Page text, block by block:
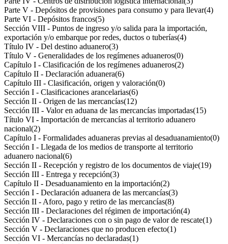
Parte V - Depósitos de provisiones para consumo y para llevar(4)
Parte VI - Depósitos francos(5)
Sección VIII - Puntos de ingreso y/o salida para la importación,
exportación y/o embarque por redes, ductos o tuberías(4)
Título IV - Del destino aduanero(3)
Título V - Generalidades de los regímenes aduaneros(0)
Capítulo I - Clasificación de los regímenes aduaneros(2)
Capítulo II - Declaración aduanera(6)
Capítulo III - Clasificación, origen y valoración(0)
Sección I - Clasificaciones arancelarias(6)
Sección II - Origen de las mercancías(12)
Sección III - Valor en aduana de las mercancías importadas(15)
Título VI - Importación de mercancías al territorio aduanero
nacional(2)
Capítulo I - Formalidades aduaneras previas al desaduanamiento(0)
Sección I - Llegada de los medios de transporte al territorio
aduanero nacional(6)
Sección II - Recepción y registro de los documentos de viaje(19)
Sección III - Entrega y recepción(3)
Capítulo II - Desaduanamiento en la importación(2)
Sección I - Declaración aduanera de las mercancías(3)
Sección II - Aforo, pago y retiro de las mercancías(8)
Sección III - Declaraciones del régimen de importación(4)
Sección IV - Declaraciones con o sin pago de valor de rescate(1)
Sección V - Declaraciones que no producen efecto(1)
Sección VI - Mercancías no declaradas(1)